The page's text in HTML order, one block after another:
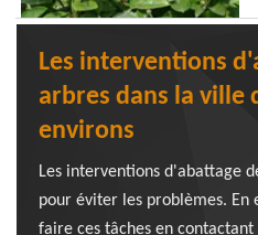
Les interventions
arbres dans la ville
environs
Les interventions d'abattage
pour éviter les problèmes. En
faire ces tâches en contactant